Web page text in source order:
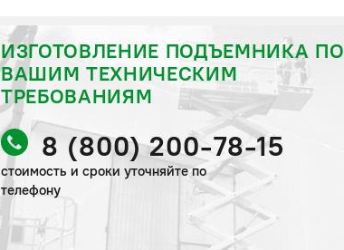
ИЗГОТОВЛЕНИЕ ПОДЪЕМНИКА ПО
ВАШИМ ТЕХНИЧЕСКИМ
ТРЕБОВАНИЯМ
8 (800) 200-78-15
стоимость и сроки уточняйте по
телефону